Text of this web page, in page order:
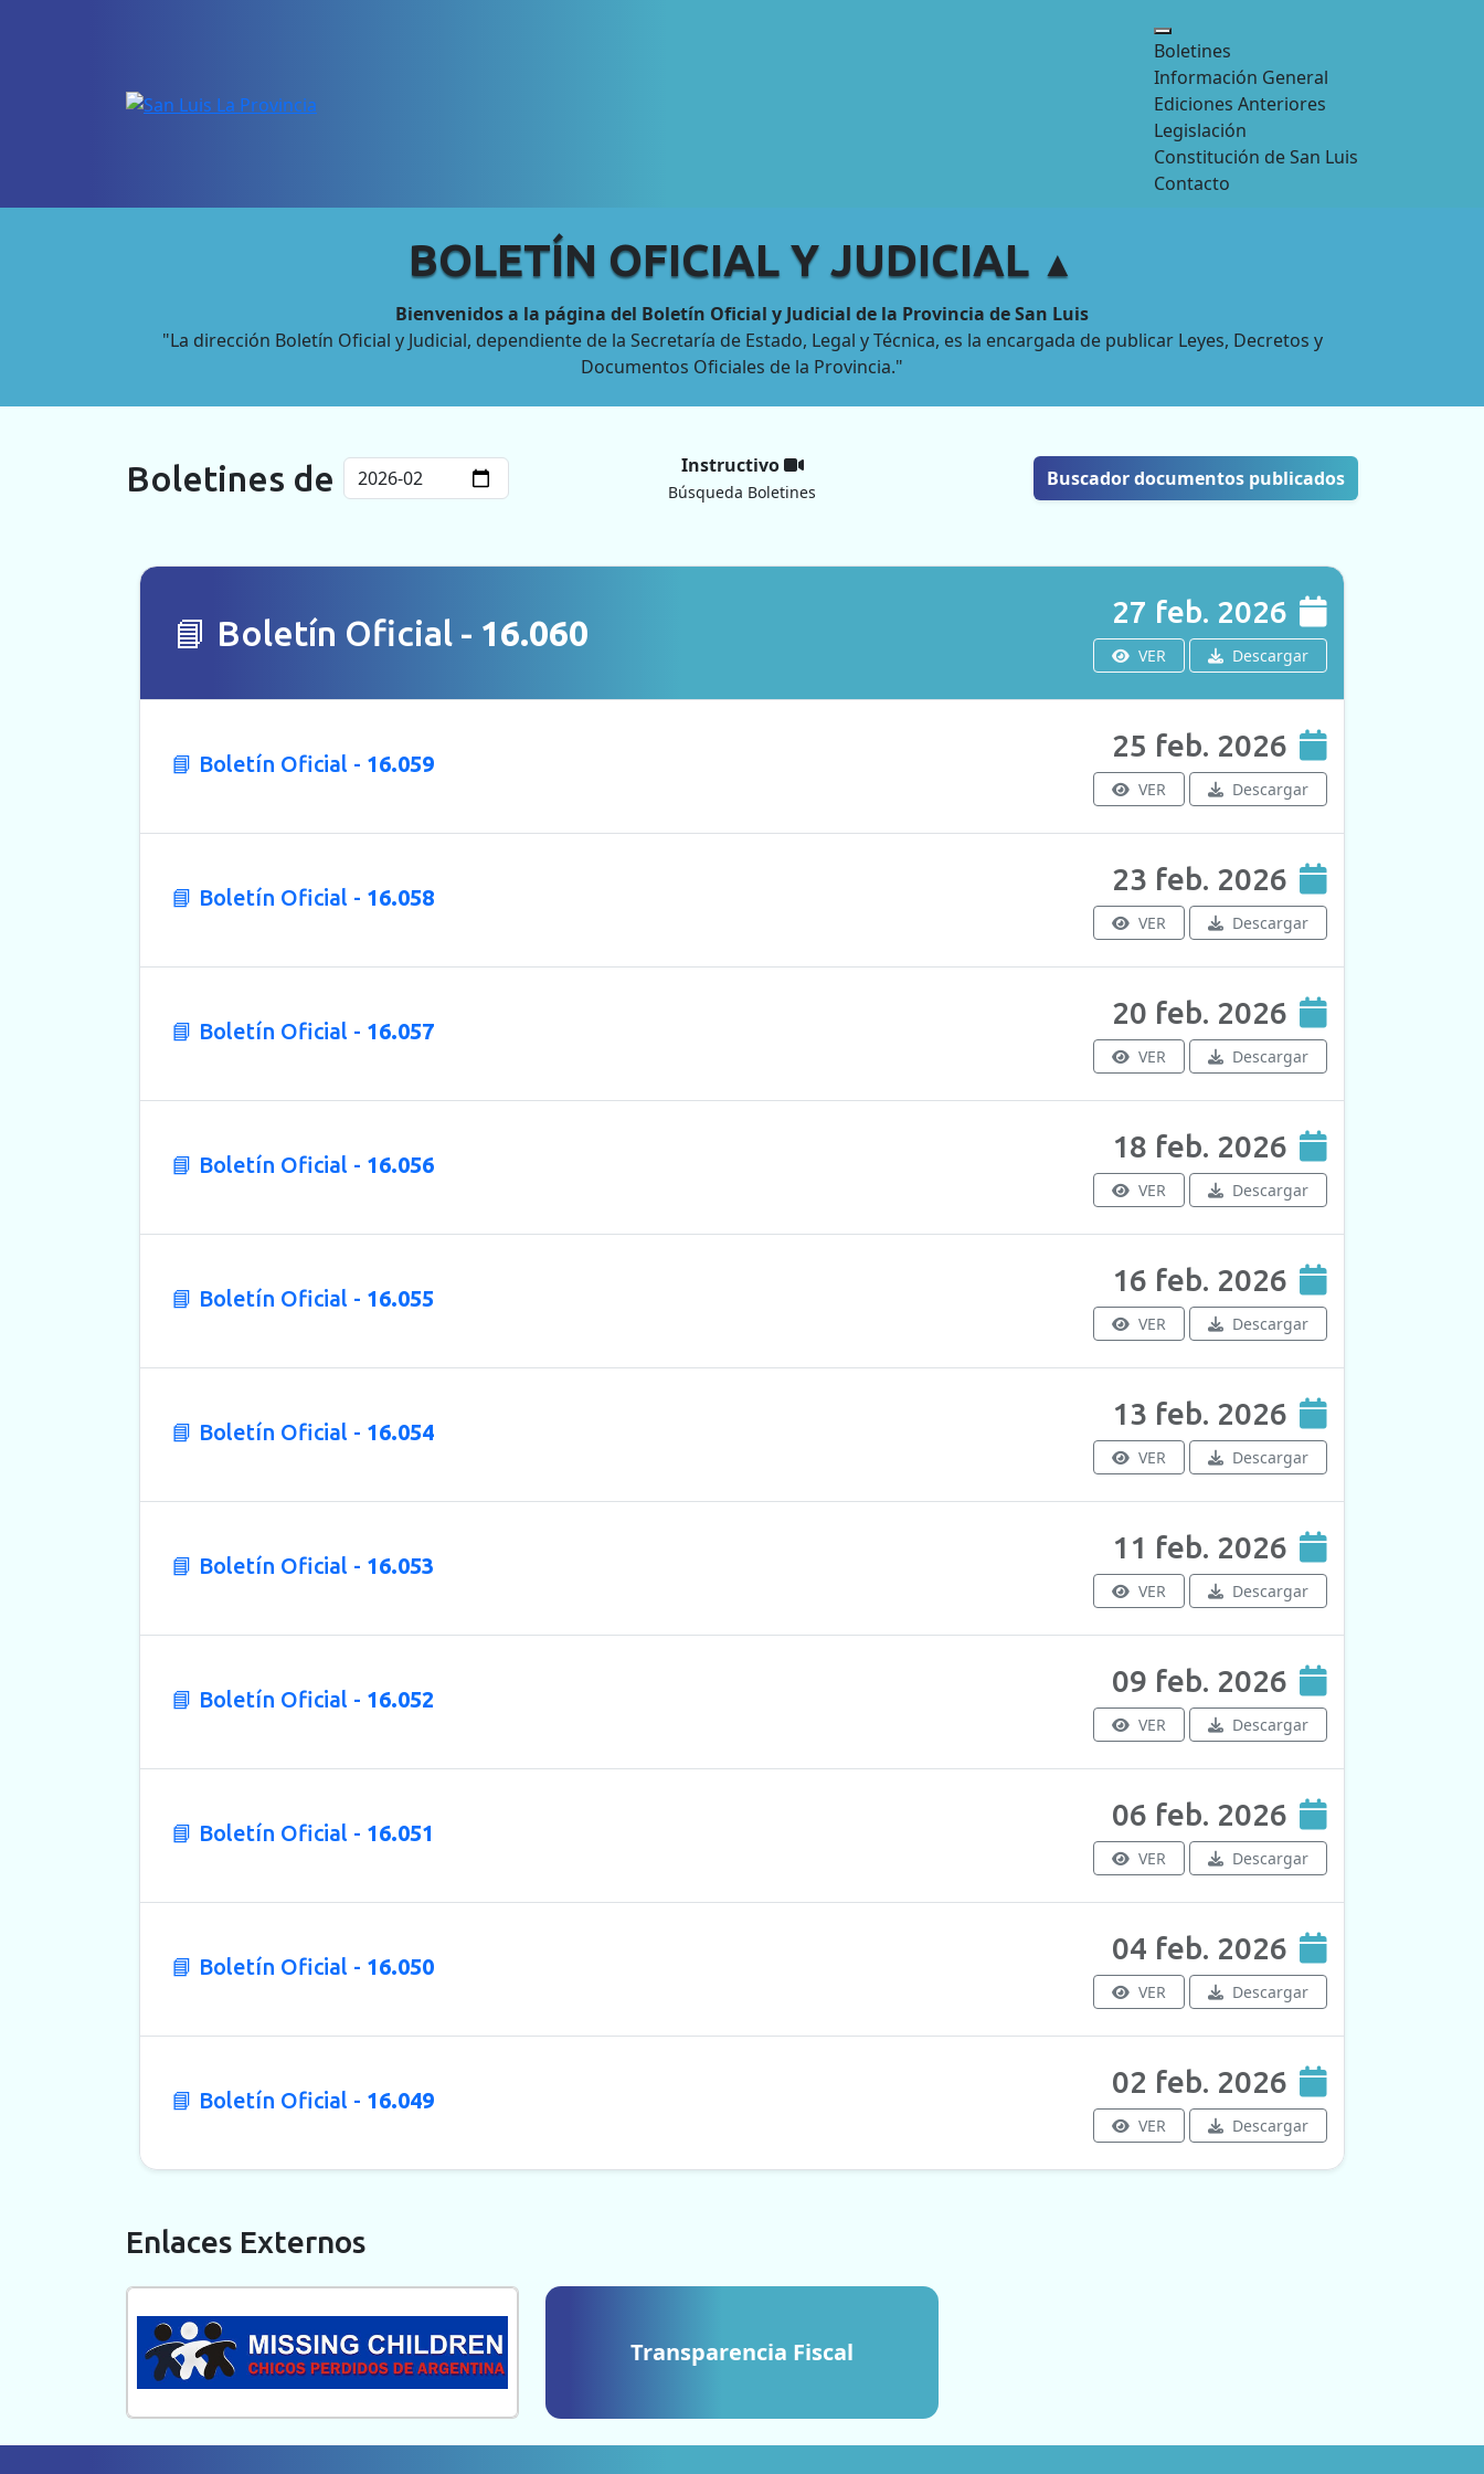
Boletines
Información General
Ediciones Anteriores
Legislación
Constitución de San Luis
Contacto
BOLETÍN OFICIAL Y JUDICIAL ▲
Bienvenidos a la página del Boletín Oficial y Judicial de la Provincia de San Luis
"La dirección Boletín Oficial y Judicial, dependiente de la Secretaría de Estado, Legal y Técnica, es la encargada de publicar Leyes, Decretos y
Documentos Oficiales de la Provincia."
Boletines de Instructivo
Búsqueda Boletines
Buscador documentos publicados
📘 Boletín Oficial - 16.060
27 feb. 2026
VER Descargar
📘 Boletín Oficial - 16.059
25 feb. 2026
VER Descargar
📘 Boletín Oficial - 16.058
23 feb. 2026
VER Descargar
📘 Boletín Oficial - 16.057
20 feb. 2026
VER Descargar
📘 Boletín Oficial - 16.056
18 feb. 2026
VER Descargar
📘 Boletín Oficial - 16.055
16 feb. 2026
VER Descargar
📘 Boletín Oficial - 16.054
13 feb. 2026
VER Descargar
📘 Boletín Oficial - 16.053
11 feb. 2026
VER Descargar
📘 Boletín Oficial - 16.052
09 feb. 2026
VER Descargar
📘 Boletín Oficial - 16.051
06 feb. 2026
VER Descargar
📘 Boletín Oficial - 16.050
04 feb. 2026
VER Descargar
📘 Boletín Oficial - 16.049
02 feb. 2026
VER Descargar
Enlaces Externos
Transparencia Fiscal